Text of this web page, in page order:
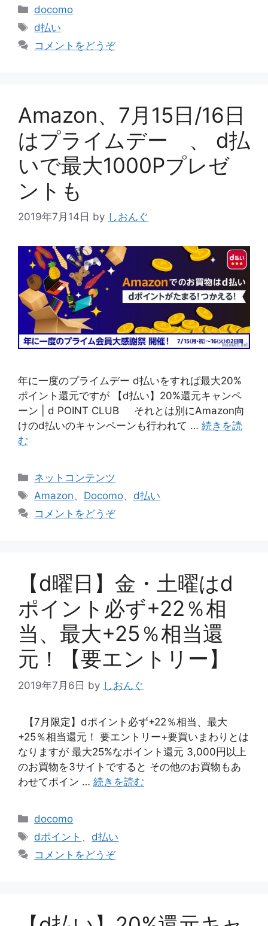
カ
テ
ゴ
リ
docomo
タ
d払い
コメントをどうぞ
Amazon、7月15日/16日
はプライムデー 、 d払
いで最大1000Pプレゼ
ントも
2019年7月14日 by しおんぐ
年に一度のプライムデー d払いをすれば最大20%
ポイント還元ですが 【d払い】20%還元キャンペ
ーン | d POINT CLUB それとは別にAmazon向
けのd払いのキャンペーンも行われて … 続きを読
む
カ
テ
リ
ネットコンテンツ
タ
グ
Amazon、 Docomo、 d払い
コメントをどうぞ
【d曜日】金・土曜はd
ポイント必ず+22％相
当、最大+25％相当還
元！【要エントリー】
2019年7月6日 by しおんぐ
【7月限定】dポイント必ず+22％相当、最大
+25％相当還元！ 要エントリー+要買いまわりとは
なりますが 最大25%なポイント還元 3,000円以上
のお買物を3サイトですると その他のお買物もあ
わせてポイン … 続きを読む
カ
テ
リ
docomo
タ
dポイント 、 d払い
コメントをどうぞ